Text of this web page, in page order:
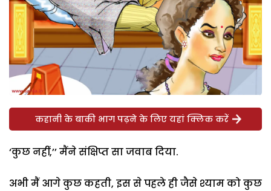
कहानी के बाकी भाग पढ़ने के लिए यहां क्लिक करें
‘कुछ नहीं,’’ मैंने संक्षिप्त सा जवाब दिया.
अभी मैं आगे कुछ कहती, इस से पहले ही जैसे श्याम को कुछ